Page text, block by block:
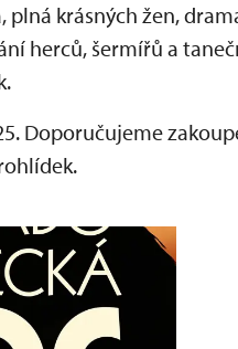
plná krásných žen,
herců, šermířů a
Doporučujeme